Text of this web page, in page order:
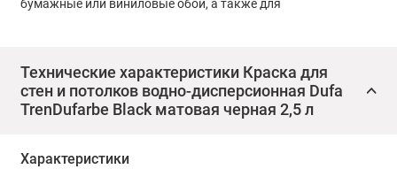
бумажные или виниловые обои, а также для
При условии стабильного климата жилого помещения, Trend
Farbe BLACK можно применять также для окраски изделий и
интерьеров из загрунтованного дерева: стеновых
дерева (МДФ, ДСП, ЦСП, фанера).
Технические характеристики Краска для
стен и потолков водно-дисперсионная Dufa
TrenDufarbe Black матовая черная 2,5 л
Характеристики